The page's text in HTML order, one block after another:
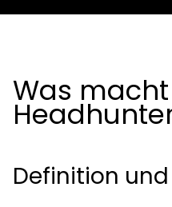
Was
Definition